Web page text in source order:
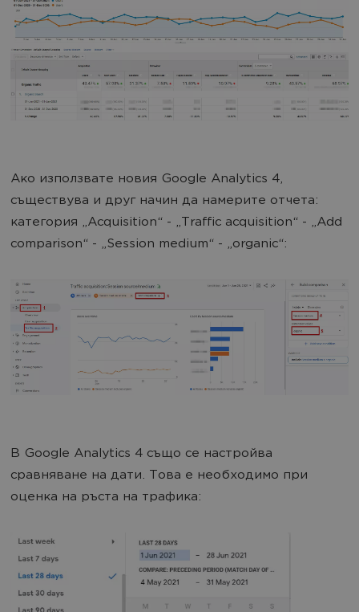
Ако използвате новия Google Analytics 4,
съществува и друг начин да намерите отчета:
категория „Acquisition“ - „Traffic acquisition“ - „Add
comparison“ - „Session medium“ - „organic“:
В Google Analytics 4 също се настройва
сравняване на дати. Това е необходимо при
оценка на ръста на трафика: